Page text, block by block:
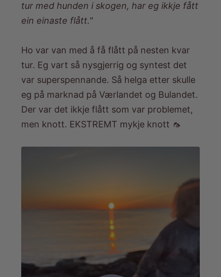
tur med hunden i skogen, har eg ikkje fått
ein einaste flått."
Ho var van med å få flått på nesten kvar
tur. Eg vart så nysgjerrig og syntest det
var superspennande. Så helga etter skulle
eg på marknad på Værlandet og Bulandet.
Der var det ikkje flått som var problemet,
men knott. EKSTREMT mykje knott 🦟